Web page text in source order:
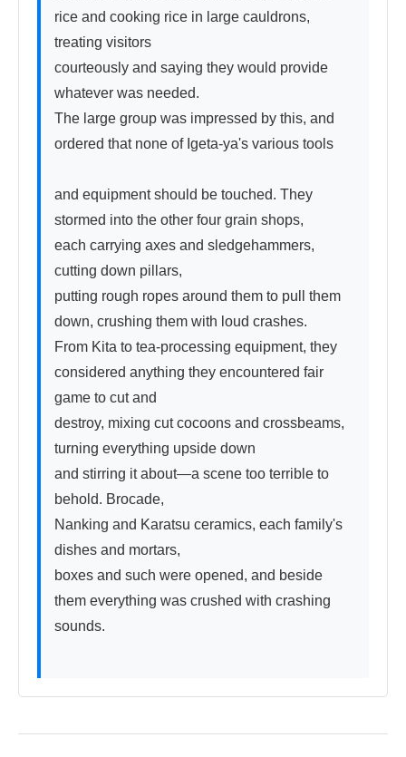
rice and cooking rice in large cauldrons,
treating visitors
courteously and saying they would provide
whatever was needed.
The large group was impressed by this, and
ordered that none of Igeta-ya's various tools
and equipment should be touched. They
stormed into the other four grain shops,
each carrying axes and sledgehammers,
cutting down pillars,
putting rough ropes around them to pull them
down, crushing them with loud crashes.
From Kita to tea-processing equipment, they
considered anything they encountered fair
game to cut and
destroy, mixing cut cocoons and crossbeams,
turning everything upside down
and stirring it about—a scene too terrible to
behold. Brocade,
Nanking and Karatsu ceramics, each family's
dishes and mortars,
boxes and such were opened, and beside
them everything was crushed with crashing
sounds.